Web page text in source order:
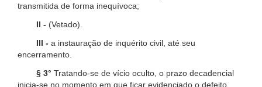
transmitida de forma inequívoca;
II - (Vetado).
III - a instauração de inquérito civil, até seu
encerramento.
§ 3° Tratando-se de vício oculto, o prazo decadencial
inicia-se no momento em que ficar evidenciado o defeito.